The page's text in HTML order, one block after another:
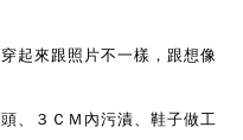
起來跟照片不一樣，跟想像
、３ＣＭ內污漬、鞋子做工